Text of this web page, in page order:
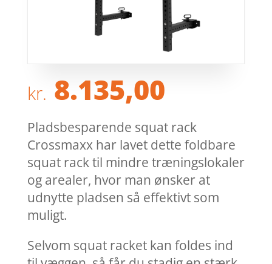
kr. 8.135,00
Pladsbesparende squat rack
Crossmaxx har lavet dette foldbare
squat rack til mindre træningslokaler
og arealer, hvor man ønsker at
udnytte pladsen så effektivt som
muligt.
Selvom squat racket kan foldes ind